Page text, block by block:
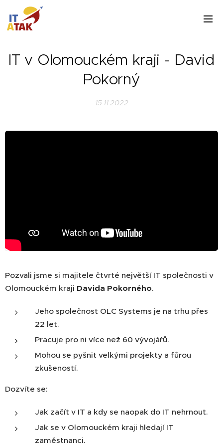
IT v Olomouckém kraji - David
Pokorný
15.11.2022
Pozvali jsme si majitele čtvrté největší IT společnosti v
Olomouckém kraji Davida Pokorného.
Jeho společnost OLC Systems je na trhu přes
22 let.
Pracuje pro ni více než 60 vývojářů.
Mohou se pyšnit velkými projekty a fůrou
zkušeností.
Dozvíte se:
Jak začít v IT a kdy se naopak do IT nehrnout.
Jak se v Olomouckém kraji hledají IT
zaměstnanci.